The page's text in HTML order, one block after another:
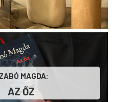
MAGDA:
AZ ŐZ